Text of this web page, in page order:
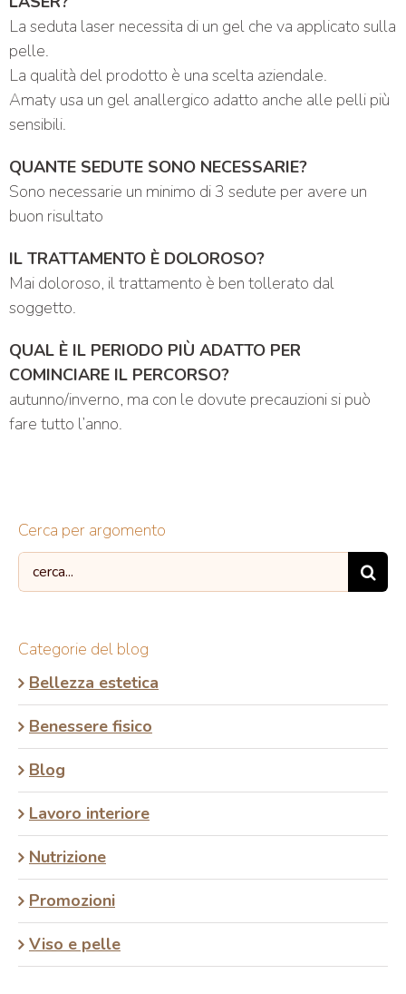
La seduta laser necessita di un gel che va applicato sulla
pelle.
La qualità del prodotto è una scelta aziendale.
Amaty usa un gel anallergico adatto anche alle pelli più
sensibili.
QUANTE SEDUTE SONO NECESSARIE?
Sono necessarie un minimo di 3 sedute per avere un
buon risultato
IL TRATTAMENTO È DOLOROSO?
Mai doloroso, il trattamento è ben tollerato dal
soggetto.
QUAL È IL PERIODO PIÙ ADATTO PER
COMINCIARE IL PERCORSO?
autunno/inverno, ma con le dovute precauzioni si può
fare tutto l’anno.
Cerca per argomento
Search
for:
Categorie del blog
Bellezza estetica
Benessere fisico
Blog
Lavoro interiore
Nutrizione
Promozioni
Viso e pelle